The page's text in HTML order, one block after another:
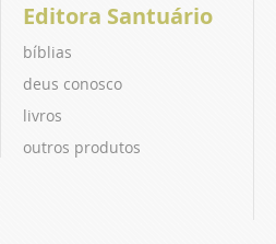
Editora Santuário
bíblias
deus conosco
livros
outros produtos